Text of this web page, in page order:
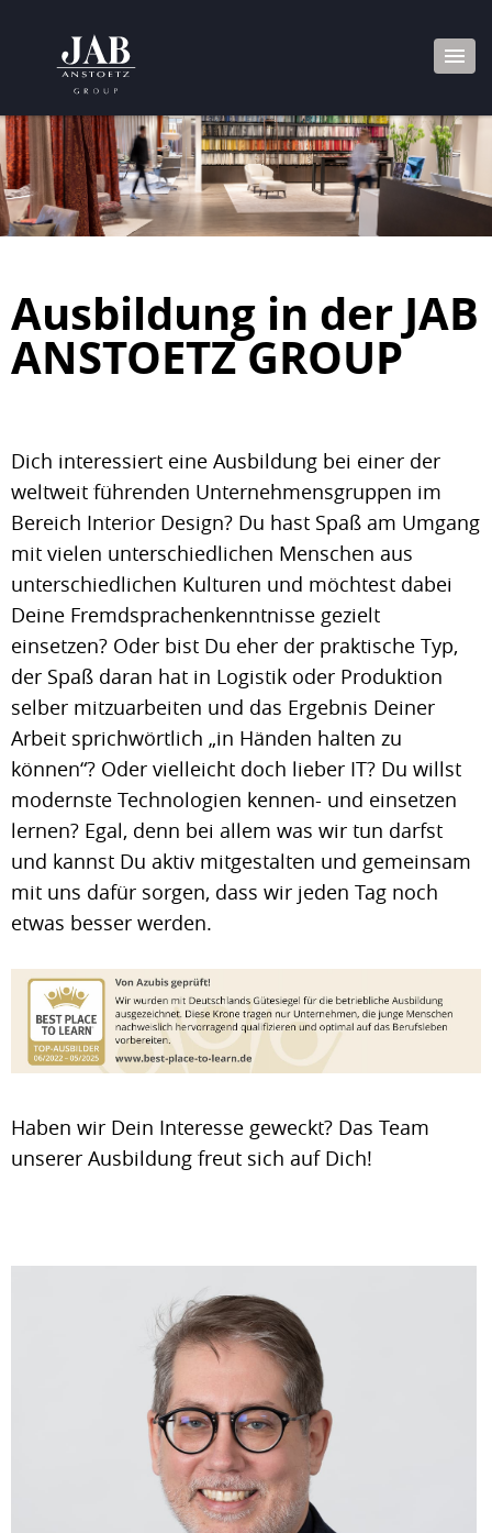
Ausbildung in der JAB
ANSTOETZ GROUP
Dich interessiert eine Ausbildung bei einer der
weltweit führenden Unternehmensgruppen im
Bereich Interior Design? Du hast Spaß am Umgang
mit vielen unterschiedlichen Menschen aus
unterschiedlichen Kulturen und möchtest dabei
Deine Fremdsprachenkenntnisse gezielt
einsetzen? Oder bist Du eher der praktische Typ,
der Spaß daran hat in Logistik oder Produktion
selber mitzuarbeiten und das Ergebnis Deiner
Arbeit sprichwörtlich „in Händen halten zu
können“? Oder vielleicht doch lieber IT? Du willst
modernste Technologien kennen- und einsetzen
lernen? Egal, denn bei allem was wir tun darfst
und kannst Du aktiv mitgestalten und gemeinsam
mit uns dafür sorgen, dass wir jeden Tag noch
etwas besser werden.
Haben wir Dein Interesse geweckt? Das Team
unserer Ausbildung freut sich auf Dich!